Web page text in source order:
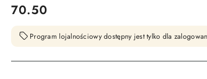
cena:
70.50
Program lojalnościowy dostępny jest tylko dla